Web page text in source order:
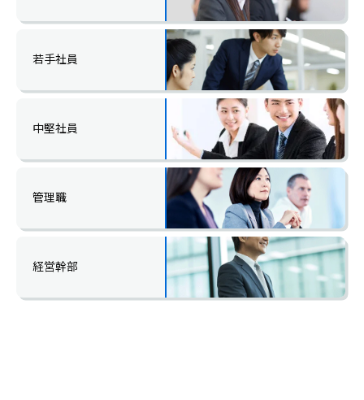
若手社員
中堅社員
管理職
経営幹部